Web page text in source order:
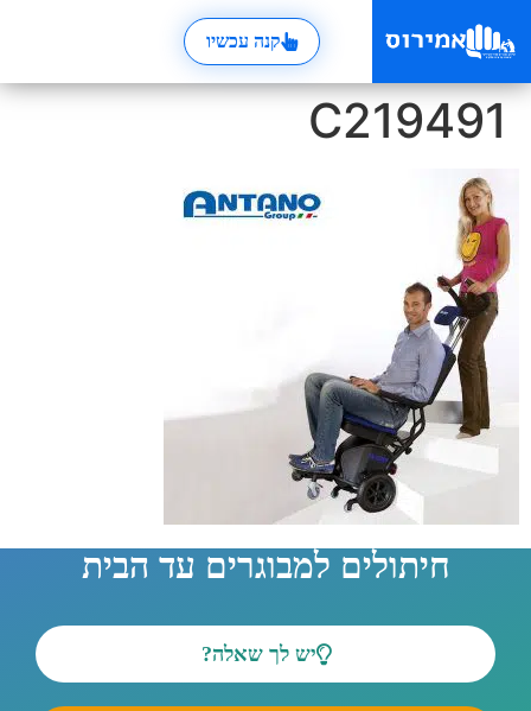
קנה עכשיו
C219491
חיתולים למבוגרים עד הבית
יש לך שאלה?